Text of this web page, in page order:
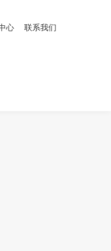
心 联系我们